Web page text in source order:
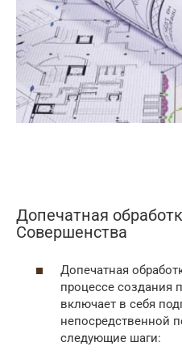
Допечатная
Совершенства
Допечатная
процессе создания
включает в себя
непосредственной
следующие шаги: